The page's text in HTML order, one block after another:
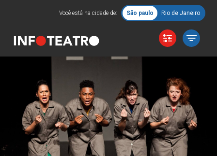
Você está na cidade de: São paulo Rio de Janeiro